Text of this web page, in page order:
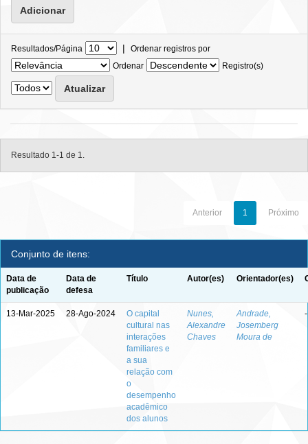
Resultados/Página | Ordenar registros por
Ordenar
Registro(s)
Resultado 1-1 de 1.
Anterior 1 Próximo
Conjunto de itens:
Data de
publicação
Data de
defesa
Título Autor(es) Orientador(es)
13-Mar-2025 28-Ago-2024
O capital
cultural nas
interações
familiares e
a sua
relação com
o
desempenho
acadêmico
dos alunos
Nunes,
Alexandre
Chaves
Andrade,
Josemberg
Moura de
-